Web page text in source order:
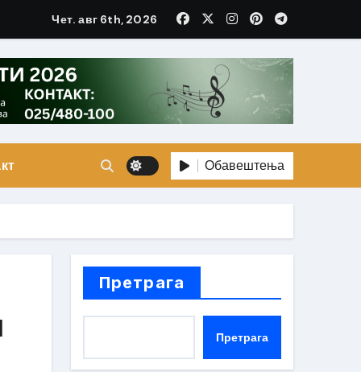
Чет. авг 6th, 2026
Обавештења
Претрага
Претрага